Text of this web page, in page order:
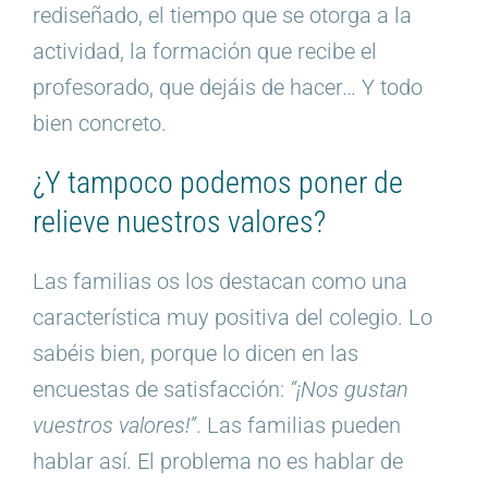
rediseñado, el tiempo que se otorga a la
actividad, la formación que recibe el
profesorado, que dejáis de hacer… Y todo
bien concreto.
¿Y tampoco podemos poner de
relieve nuestros valores?
Las familias os los destacan como una
característica muy positiva del colegio. Lo
sabéis bien, porque lo dicen en las
encuestas de satisfacción: “¡Nos gustan
vuestros valores!”. Las familias pueden
hablar así. El problema no es hablar de